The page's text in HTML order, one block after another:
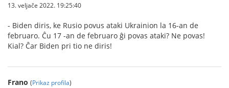
13. veljače 2022. 19:25:40
- Biden diris, ke Rusio povus ataki Ukrainion la 16-an de
februaro. Ĉu 17 -an de februaro ĝi povas ataki? Ne povas!
Kial? Ĉar Biden pri tio ne diris!
Frano (Prikaz profila)